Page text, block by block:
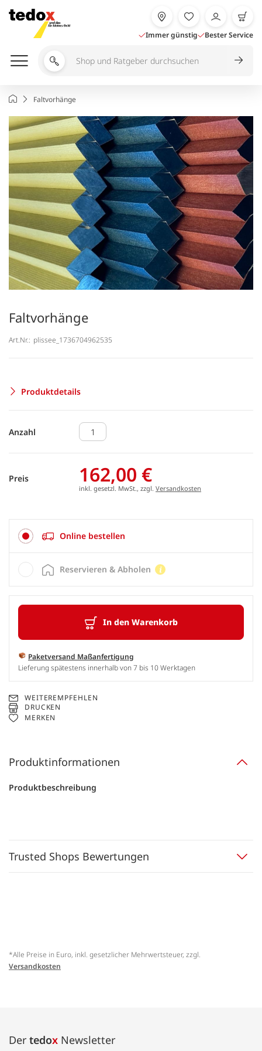
Inhalt
springen
Immer günstig Bester Service
Shop
durchsuchen
StartseiteFaltvorhänge
Faltvorhänge
Art.Nr.: plissee_1736704962535
Produktdetails
Anzahl
Preis 162,00 €
inkl. gesetzl. MwSt., zzgl. Versandkosten
Online bestellen
In den Warenkorb
Paketversand Maßanfertigung
Lieferung spätestens innerhalb von 7 bis 10 Werktagen
Reservieren & Abholen
WEITEREMPFEHLEN
DRUCKEN
MERKEN
Produktinformationen
Produktbeschreibung
Trusted Shops Bewertungen
*Alle Preise in Euro, inkl. gesetzlicher Mehrwertsteuer, zzgl.
Versandkosten
Der tedox Newsletter